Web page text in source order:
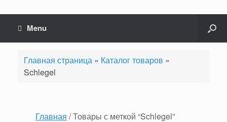
Menu
Главная страница » Каталог товаров »
Schlegel
Главная / Товары с меткой “Schlegel”